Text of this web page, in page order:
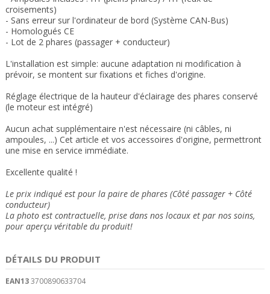
croisements)
- Sans erreur sur l'ordinateur de bord (Système CAN-Bus)
- Homologués CE
- Lot de 2 phares (passager + conducteur)
L'installation est simple: aucune adaptation ni modification à
prévoir, se montent sur fixations et fiches d'origine.
Réglage électrique de la hauteur d'éclairage des phares conservé
(le moteur est intégré)
Aucun achat supplémentaire n'est nécessaire (ni câbles, ni
ampoules, ...) Cet article et vos accessoires d'origine, permettront
une mise en service immédiate.
Excellente qualité !
Le prix indiqué est pour la paire de phares (Côté passager + Côté
conducteur)
La photo est contractuelle, prise dans nos locaux et par nos soins,
pour aperçu véritable du produit!
DÉTAILS DU PRODUIT
EAN133700890633704